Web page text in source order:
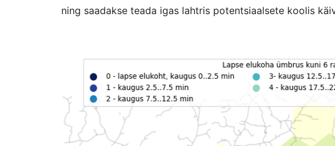
ning saadakse teada igas lahtris potentsiaalsete koolis